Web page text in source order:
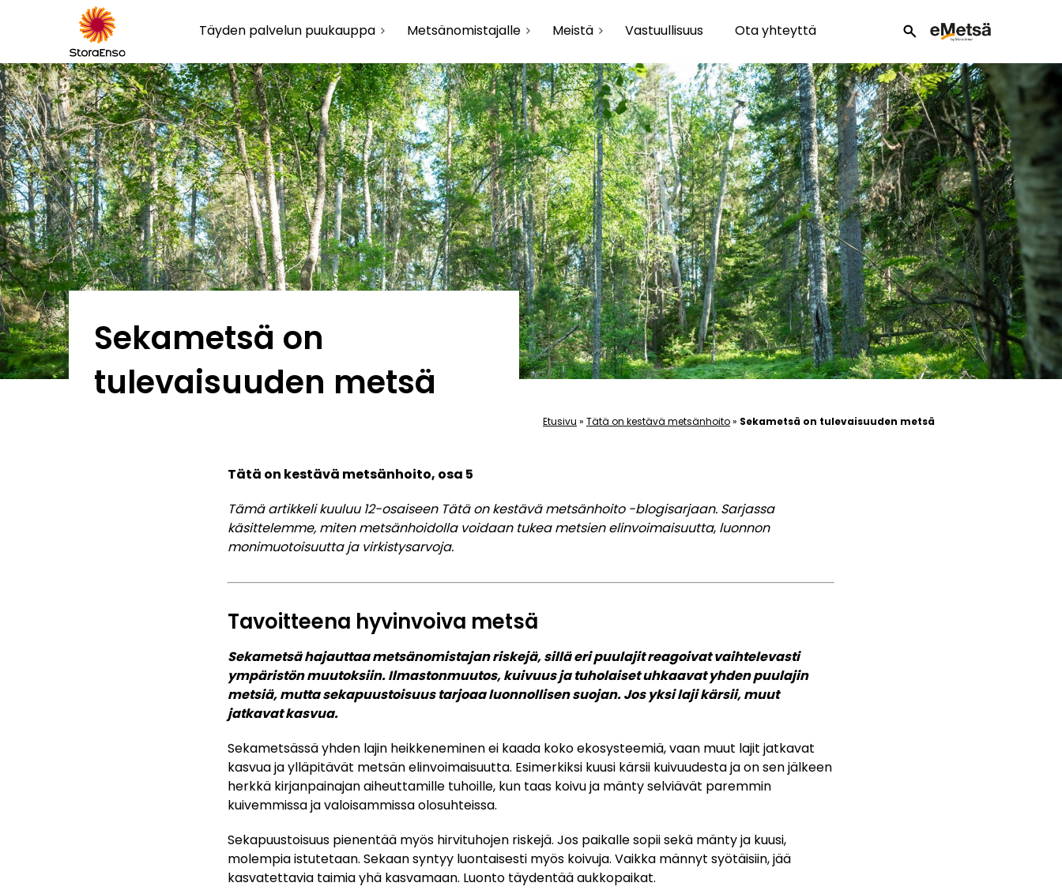
Täyden palvelun puukauppa Metsänomistajalle Meistä Vastuullisuus Ota yhteyttä search
Sekametsä on
tulevaisuuden metsä
Etusivu » Tätä on kestävä metsänhoito» Sekametsä on tulevaisuuden metsä
Tätä on kestävä metsänhoito, osa 5
Tämä artikkeli kuuluu 12-osaiseen Tätä on kestävä metsänhoito -blogisarjaan. Sarjassa
käsittelemme, miten metsänhoidolla voidaan tukeametsien elinvoimaisuutta, luonnon
monimuotoisuutta ja virkistysarvoja.
Tavoitteena hyvinvoiva metsä
Sekametsä hajauttaa metsänomistajan riskejä, sillä eri puulajit reagoivat vaihtelevasti
ympäristön muutoksiin. Ilmastonmuutos, kuivuus ja tuholaiset uhkaavat yhden puulajin
metsiä, mutta sekapuustoisuus tarjoaa luonnollisen suojan. Jos yksi laji kärsii, muut
jatkavat kasvua.
Sekametsässä yhden lajin heikkeneminen ei kaada koko ekosysteemiä, vaan muut lajit jatkavat
kasvua ja ylläpitävät metsän elinvoimaisuutta. Esimerkiksi kuusi kärsii kuivuudesta ja on sen jälkeen
herkkä kirjanpainajan aiheuttamille tuhoille, kun taas koivu ja mänty selviävät paremmin
kuivemmissa ja valoisammissa olosuhteissa.
Sekapuustoisuus pienentää myös hirvituhojen riskejä. Jos paikalle sopii sekä mänty ja kuusi,
molempia istutetaan. Sekaan syntyy luontaisesti myös koivuja. Vaikka männyt syötäisiin, jää
kasvatettavia taimia yhä kasvamaan. Luonto täydentää aukkopaikat.